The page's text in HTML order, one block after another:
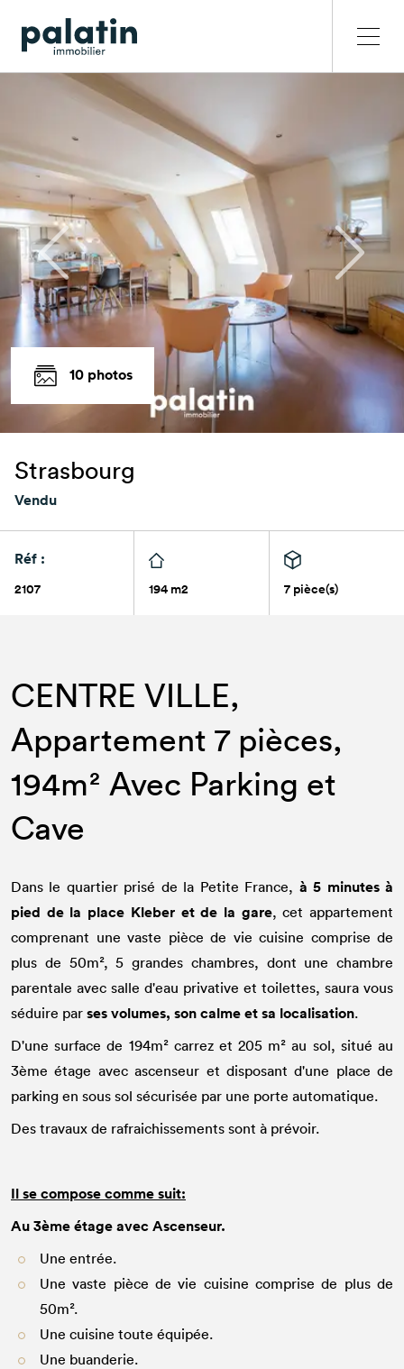
10 photos
Strasbourg
Vendu
Réf :
2107 194 m2 7 pièce(s)
CENTRE VILLE,
Appartement 7 pièces,
194m² Avec Parking et
Cave
Dans le quartier prisé de la Petite France, à 5 minutes à
pied de la place Kleber et de la gare, cet appartement
comprenant une vaste pièce de vie cuisine comprise de
plus de 50m², 5 grandes chambres, dont une chambre
parentale avec salle d'eau privative et toilettes, saura vous
séduire par ses volumes, son calme et sa localisation.
D'une surface de 194m² carrez et 205 m² au sol, situé au
3ème étage avec ascenseur et disposant d'une place de
parking en sous sol sécurisée par une porte automatique.
Des travaux de rafraichissements sont à prévoir.
Il se compose comme suit:
Au 3ème étage avec Ascenseur.
Une entrée.
Une vaste pièce de vie cuisine comprise de plus de
50m².
Une cuisine toute équipée.
Une buanderie.